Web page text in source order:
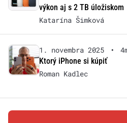
výkon aj s 2 TB úložiskom
Katarína Šimková
1. novembra 2025 •
Ktorý iPhone si kúpiť
Roman Kadlec